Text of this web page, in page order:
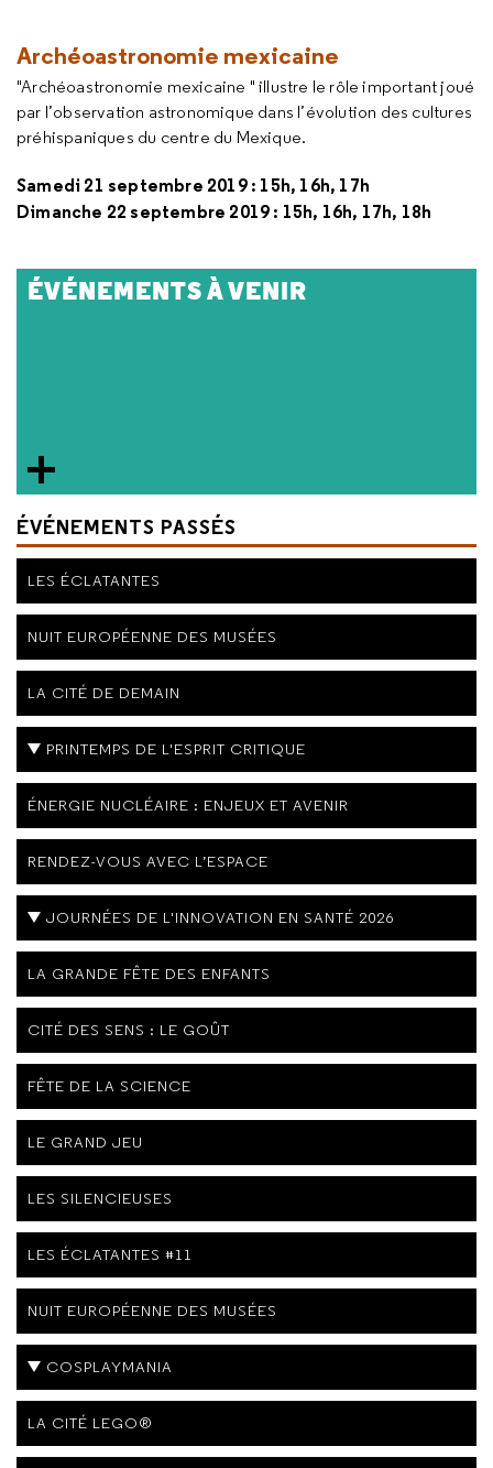
Archéoastronomie mexicaine
"Archéoastronomie mexicaine " illustre le rôle important joué
par l’observation astronomique dans l’évolution des cultures
préhispaniques du centre du Mexique.
Samedi 21 septembre 2019 : 15h, 16h, 17h
Dimanche 22 septembre 2019 : 15h, 16h, 17h, 18h
ÉVÉNEMENTS À VENIR
ÉVÉNEMENTS PASSÉS
LES ÉCLATANTES
NUIT EUROPÉENNE DES MUSÉES
LA CITÉ DE DEMAIN
PRINTEMPS DE L'ESPRIT CRITIQUE
ÉNERGIE NUCLÉAIRE : ENJEUX ET AVENIR
RENDEZ-VOUS AVEC L’ESPACE
JOURNÉES DE L'INNOVATION EN SANTÉ 2026
LA GRANDE FÊTE DES ENFANTS
CITÉ DES SENS : LE GOÛT
FÊTE DE LA SCIENCE
LE GRAND JEU
LES SILENCIEUSES
LES ÉCLATANTES #11
NUIT EUROPÉENNE DES MUSÉES
COSPLAYMANIA
LA CITÉ LEGO®